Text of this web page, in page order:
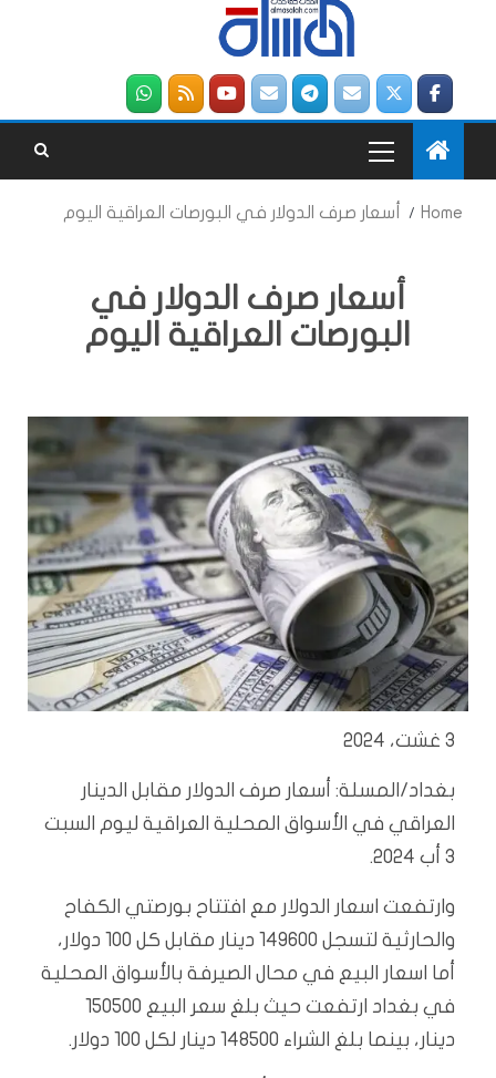
Home أسعار صرف الدولار في البورصات العراقية اليوم
أسعار صرف الدولار في
البورصات العراقية اليوم
3 غشت، 2024
بغداد/المسلة: أسعار صرف الدولار مقابل الدينار
العراقي في الأسواق المحلية العراقية ليوم السبت
3 أب 2024.
وارتفعت اسعار الدولار مع افتتاح بورصتي الكفاح
والحارثية لتسجل 149600 دينار مقابل كل 100 دولار،
أما اسعار البيع في محال الصيرفة بالأسواق المحلية
في بغداد ارتفعت حيث بلغ سعر البيع 150500
دينار، بينما بلغ الشراء 148500 دينار لكل 100 دولار.